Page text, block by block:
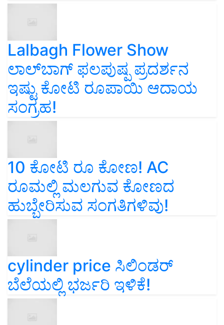
Lalbagh Flower Show
ಲಾಲ್‌ಬಾಗ್ ಫಲಪುಷ್ಪ ಪ್ರದರ್ಶನ
ಇಷ್ಟು ಕೋಟಿ ರೂಪಾಯಿ ಆದಾಯ
ಸಂಗ್ರಹ!
10 ಕೋಟಿ ರೂ ಕೋಣ! AC
ರೂಮಲ್ಲಿ ಮಲಗುವ ಕೋಣದ
ಹುಬ್ಬೇರಿಸುವ ಸಂಗತಿಗಳಿವು!
cylinder price ಸಿಲಿಂಡರ್‌
ಬೆಲೆಯಲ್ಲಿ ಭರ್ಜರಿ ಇಳಿಕೆ!